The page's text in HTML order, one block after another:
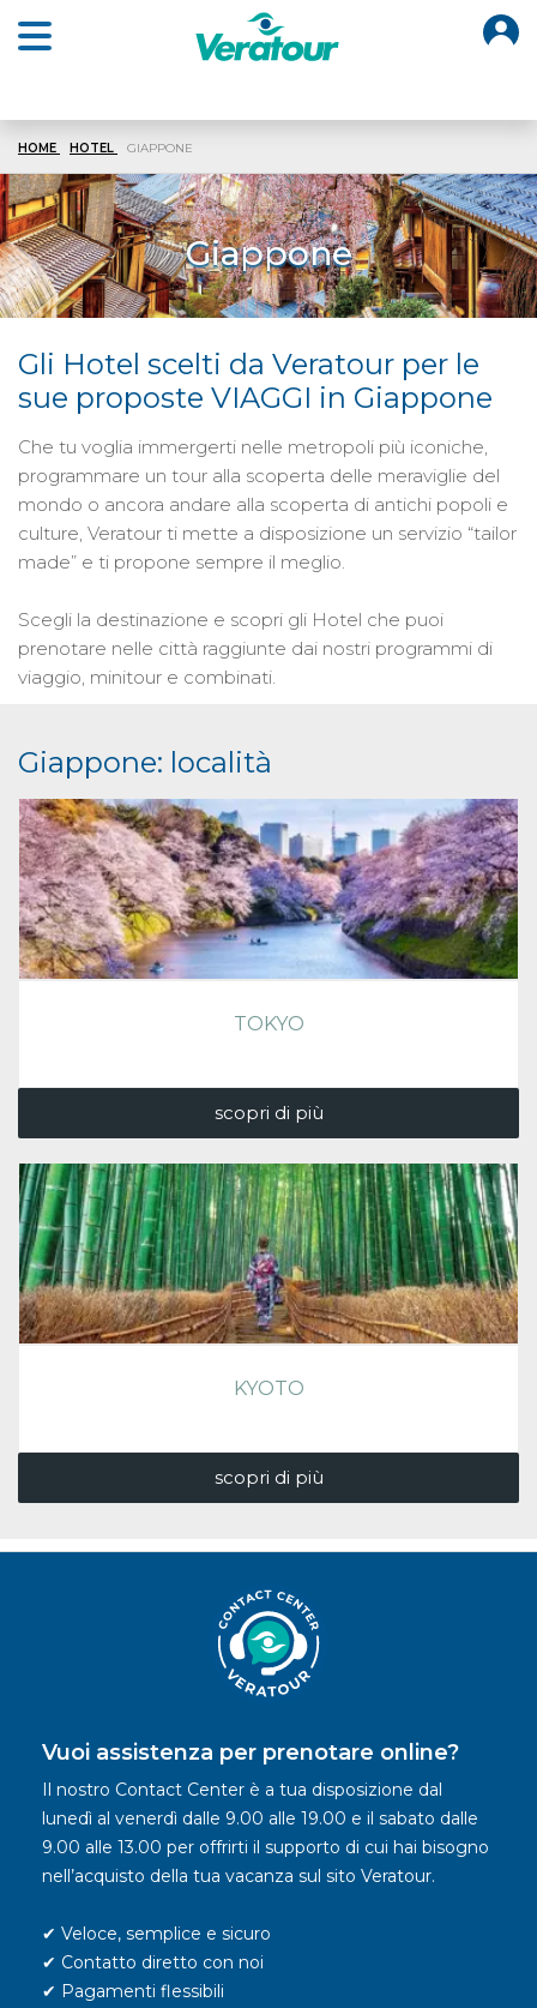
HOME HOTEL GIAPPONE
Giappone
Gli Hotel scelti da Veratour per le
sue proposte VIAGGI in Giappone
Che tu voglia immergerti nelle metropoli più iconiche,
programmare un tour alla scoperta delle meraviglie del
mondo o ancora andare alla scoperta di antichi popoli e
culture, Veratour ti mette a disposizione un servizio “tailor
made” e ti propone sempre il meglio.
Scegli la destinazione e scopri gli Hotel che puoi
prenotare nelle città raggiunte dai nostri programmi di
viaggio, minitour e combinati.
Giappone: località
TOKYO
scopri di più
KYOTO
scopri di più
Vuoi assistenza per prenotare online?
Il nostro Contact Center è a tua disposizione dal
lunedì al venerdì dalle 9.00 alle 19.00 e il sabato dalle
9.00 alle 13.00 per offrirti il supporto di cui hai bisogno
nell’acquisto della tua vacanza sul sito Veratour.
✔ Veloce, semplice e sicuro
✔ Contatto diretto con noi
✔ Pagamenti flessibili